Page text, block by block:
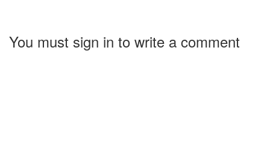
You must sign in to write a comment